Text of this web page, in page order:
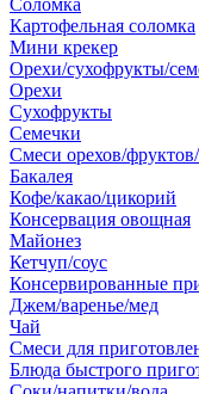
Соломка
Картофельная соломка
Мини крекер
Орехи/сухофрукты/
Орехи
Сухофрукты
Семечки
Смеси орехов/
Бакалея
Кофе/какао/цикорий
Консервация овощная
Майонез
Кетчуп/соус
Консервированные
Джем/варенье/мед
Чай
Смеси для
Блюда быстрого